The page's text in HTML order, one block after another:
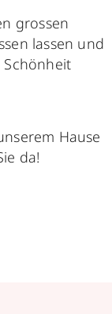
grossen
lassen und
Hause
da!